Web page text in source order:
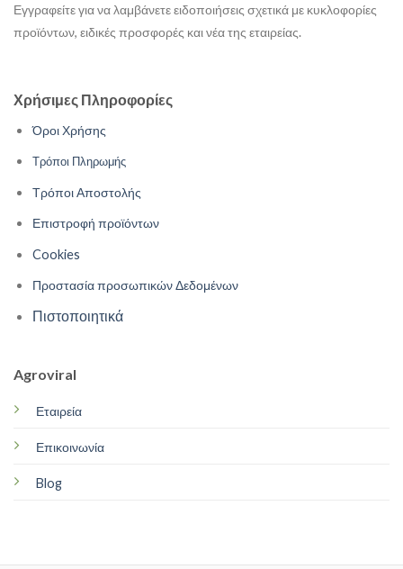
Χρήσιμες Πληροφορίες
Όροι Χρήσης
Τρόποι Πληρωμής
Τρόποι Αποστολής
Επιστροφή προϊόντων
Cookies
Προστασία προσωπικών Δεδομένων
Πιστοποιητικά
Agroviral
Εταιρεία
Επικοινωνία
Blog
Εγγραφείτε για να λαμβάνετε ειδοποιήσεις σχετικά με κυκλοφορίες
προϊόντων, ειδικές προσφορές και νέα της εταιρείας.